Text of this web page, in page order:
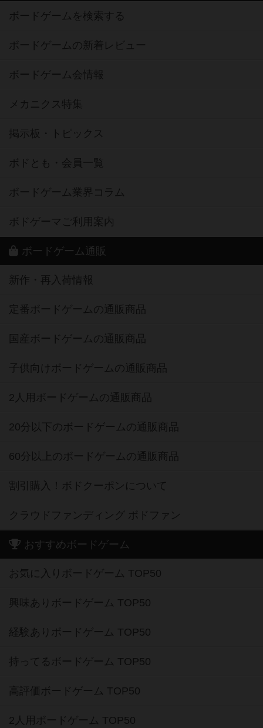
ボードゲームを検索する
ボードゲームの新着レビュー
ボードゲーム会情報
メカニクス特集
掲示板・トピックス
ボドとも・会員一覧
ボードゲーム業界コラム
ボドゲーマご利用案内
ボードゲーム通販
新作・再入荷情報
定番ボードゲームの通販商品
国産ボードゲームの通販商品
子供向けボードゲームの通販商品
2人用ボードゲームの通販商品
20分以下のボードゲームの通販商品
60分以上のボードゲームの通販商品
割引購入！ボドクーポンについて
クラウドファンディング ボドファン
おすすめボードゲーム
お気に入りボードゲーム TOP50
興味ありボードゲーム TOP50
経験ありボードゲーム TOP50
持ってるボードゲーム TOP50
高評価ボードゲーム TOP50
2人用ボードゲーム TOP50